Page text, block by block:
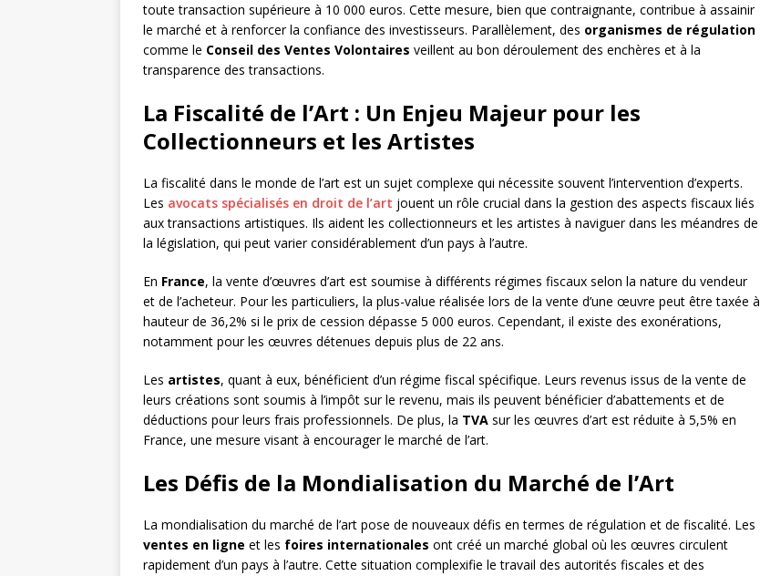
toute transaction supérieure à 10 000 euros. Cette mesure, bien que contraignante, contribue à assainir
le marché et à renforcer la confiance des investisseurs. Parallèlement, des organismes de régulation
comme le Conseil des Ventes Volontaires veillent au bon déroulement des enchères et à la
transparence des transactions.
La Fiscalité de l’Art : Un Enjeu Majeur pour les
Collectionneurs et les Artistes
La fiscalité dans le monde de l’art est un sujet complexe qui nécessite souvent l’intervention d’experts.
Les avocats spécialisés en droit de l’art jouent un rôle crucial dans la gestion des aspects fiscaux liés
aux transactions artistiques. Ils aident les collectionneurs et les artistes à naviguer dans les méandres de
la législation, qui peut varier considérablement d’un pays à l’autre.
En France, la vente d’œuvres d’art est soumise à différents régimes fiscaux selon la nature du vendeur
et de l’acheteur. Pour les particuliers, la plus-value réalisée lors de la vente d’une œuvre peut être taxée à
hauteur de 36,2% si le prix de cession dépasse 5 000 euros. Cependant, il existe des exonérations,
notamment pour les œuvres détenues depuis plus de 22 ans.
Les artistes, quant à eux, bénéficient d’un régime fiscal spécifique. Leurs revenus issus de la vente de
leurs créations sont soumis à l’impôt sur le revenu, mais ils peuvent bénéficier d’abattements et de
déductions pour leurs frais professionnels. De plus, la TVA sur les œuvres d’art est réduite à 5,5% en
France, une mesure visant à encourager le marché de l’art.
Les Défis de la Mondialisation du Marché de l’Art
La mondialisation du marché de l’art pose de nouveaux défis en termes de régulation et de fiscalité. Les
ventes en ligne et les foires internationales ont créé un marché global où les œuvres circulent
rapidement d’un pays à l’autre. Cette situation complexifie le travail des autorités fiscales et des